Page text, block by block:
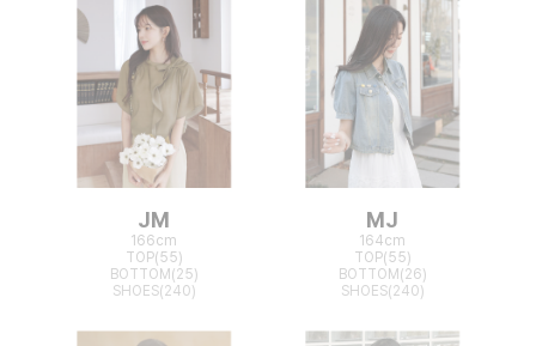
JM
166cm
TOP(55)
BOTTOM(25)
SHOES(240)
MJ
164cm
TOP(55)
BOTTOM(26)
SHOES(240)